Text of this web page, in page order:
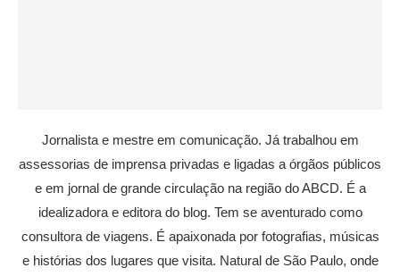
Jornalista e mestre em comunicação. Já trabalhou em
assessorias de imprensa privadas e ligadas a órgãos públicos
e em jornal de grande circulação na região do ABCD. É a
idealizadora e editora do blog. Tem se aventurado como
consultora de viagens. É apaixonada por fotografias, músicas
e histórias dos lugares que visita. Natural de São Paulo, onde